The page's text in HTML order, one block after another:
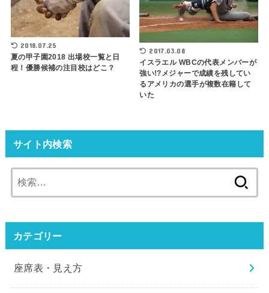
2018.07.25
夏の甲子園2018 出場校一覧と日
程！優勝候補の注目校はどこ？
2017.03.08
イスラエル WBCの代表メンバーが
強い!?メジャーで成績を残してい
るアメリカの選手が複数在籍して
いた
サイト内検索
索:
カテゴリー
座席表・見え方